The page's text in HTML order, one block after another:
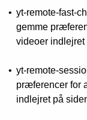
yt-remote-fast-
gemme
videoer indlejret
yt-remote-
præferencer for
indlejret på